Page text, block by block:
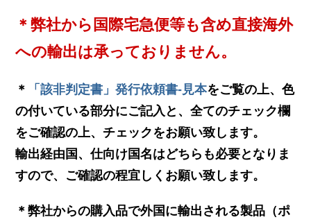
＊弊社から国際宅急便等も含め直接海外
への輸出は承っておりません。
＊ 「該非判定書」発行依頼書-見本をご覧の上、色
の付いている部分にご記入と、全てのチェック欄
をご確認の上、チェックをお願い致します。
輸出経由国、仕向け国名はどちらも必要となりま
すので、ご確認の程宜しくお願い致します。
＊弊社からの購入品で外国に輸出される製品（ポ